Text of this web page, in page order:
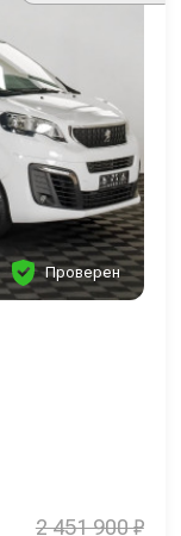
Проверен
2 451 900 ₽